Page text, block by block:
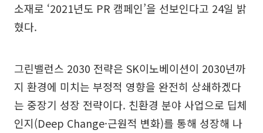
소재로 ‘2021년도 PR 캠페인’을 선보인다고 24일 밝
혔다.
그린밸런스 2030 전략은 SK이노베이션이 2030년까
지 환경에 미치는 부정적 영향을 완전히 상쇄하겠다
는 중장기 성장 전략이다. 친환경 분야 사업으로 딥체
인지(Deep Change·근원적 변화)를 통해 성장해 나